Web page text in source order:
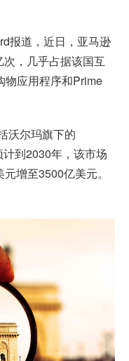
报道，近日，亚马逊
，几乎占据该国互
物应用程序和Prime
沃尔玛旗下的
到2030年，该市场
增至3500亿美元。